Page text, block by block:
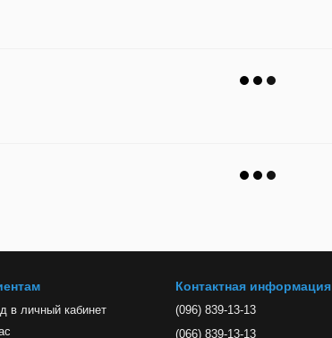
в личный кабинет
Контактная информация
(096) 839-13-13
(066) 839-13-13